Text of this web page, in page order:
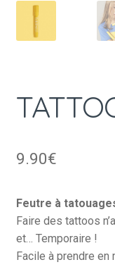
9.90€
Feutre à
Faire des tattoos
et… Temporaire !
Facile à prendre en